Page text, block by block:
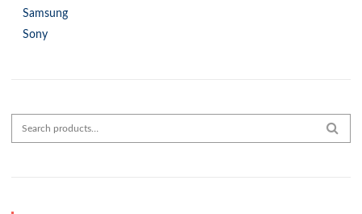
Samsung
Sony
Search for: